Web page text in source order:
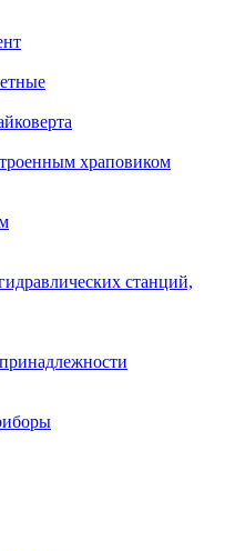
храповиком
станций,